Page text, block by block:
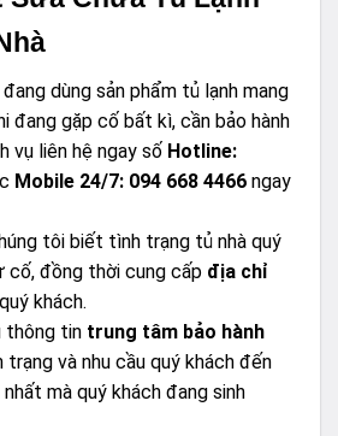
dùng sản phẩm tủ lạnh mang
đang gặp cố bất kì, cần bảo hành
vụ liên hệ ngay số Hotline:
Mobile 24/7: 094 668 4466 ngay
tôi biết tình trạng tủ nhà quý
cố, đồng thời cung cấp địa chỉ
khách.
thông tin trung tâm bảo hành
và nhu cầu quý khách đến
mà quý khách đang sinh